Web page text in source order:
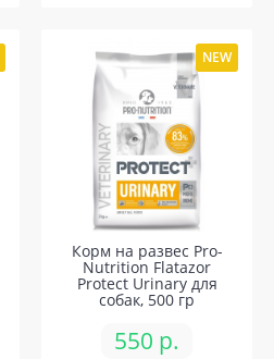
NEW
Корм на развес Pro-
Nutrition Flatazor
Protect Urinary для
собак, 500 гр
550 р.